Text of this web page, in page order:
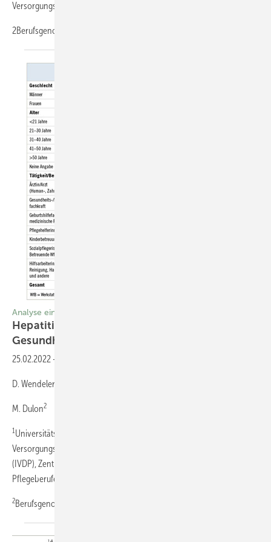
Versorgungsforschung bei Pflegeberufen (CVcare), Hamburg
2Berufsgenossenschaft für Gesundheitsdienst
Analyse eines Zeittrends über 25 Jahre
Hepatitis B und C bei Beschäftigten im
­Gesundheitsdienst
25.02.2022 -
D. Wendeler
M. Dulon2
1Universitätsklinikum Hamburg-Eppendorf (UKE), Institut für
Versorgungsforschung in der Dermatologie und bei Pflegeberufen
(IVDP), Zentrum für Epidemiologie und ­Versorgungsforschung bei
Pflegeberufen (CVcare), Hamburg
2Berufsgenossenschaft für